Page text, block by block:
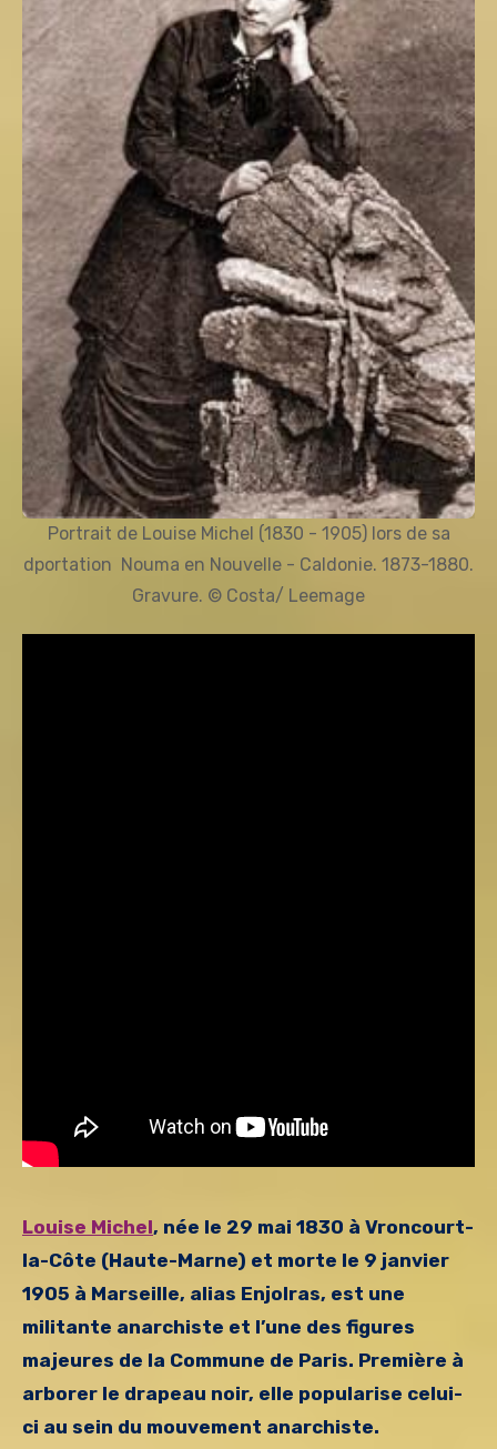
Portrait de Louise Michel (1830 - 1905) lors de sa
dportation  Nouma en Nouvelle - Caldonie. 1873-1880.
Gravure. © Costa/ Leemage
Louise Michel, née le 29 mai 1830 à Vroncourt-
la-Côte (Haute-Marne) et morte le 9 janvier
1905 à Marseille, alias Enjolras, est une
militante anarchiste et l’une des figures
majeures de la Commune de Paris. Première à
arborer le drapeau noir, elle popularise celui-
ci au sein du mouvement anarchiste.